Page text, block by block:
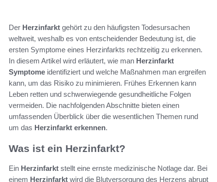
Der Herzinfarkt gehört zu den häufigsten Todesursachen
weltweit, weshalb es von entscheidender Bedeutung ist, die
ersten Symptome eines Herzinfarkts rechtzeitig zu erkennen.
In diesem Artikel wird erläutert, wie man Herzinfarkt
Symptome identifiziert und welche Maßnahmen man ergreifen
kann, um das Risiko zu minimieren. Frühes Erkennen kann
Leben retten und schwerwiegende gesundheitliche Folgen
vermeiden. Die nachfolgenden Abschnitte bieten einen
umfassenden Überblick über die wesentlichen Themen rund
um das Herzinfarkt erkennen.
Was ist ein Herzinfarkt?
Ein Herzinfarkt stellt eine ernste medizinische Notlage dar. Bei
einem Herzinfarkt wird die Blutversorgung des Herzens abrupt